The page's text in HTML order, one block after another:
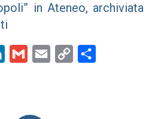
in Ateneo, archiviata
LinkedInGmail Email
Copy